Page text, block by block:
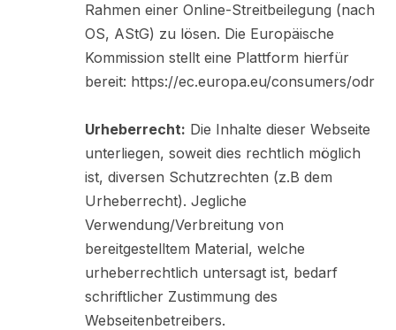
Rahmen einer Online-Streitbeilegung (nach
OS, AStG) zu lösen. Die Europäische
Kommission stellt eine Plattform hierfür
bereit: https://ec.europa.eu/consumers/odr
Urheberrecht: Die Inhalte dieser Webseite
unterliegen, soweit dies rechtlich möglich
ist, diversen Schutzrechten (z.B dem
Urheberrecht). Jegliche
Verwendung/Verbreitung von
bereitgestelltem Material, welche
urheberrechtlich untersagt ist, bedarf
schriftlicher Zustimmung des
Webseitenbetreibers.